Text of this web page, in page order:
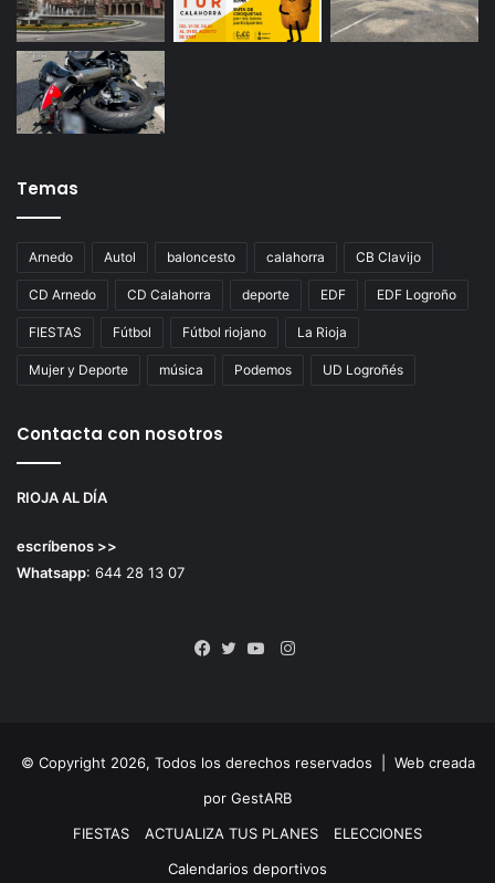
Temas
Arnedo Autol baloncesto calahorra CB Clavijo
CD Arnedo CD Calahorra deporte EDF EDF Logroño
FIESTAS Fútbol Fútbol riojano La Rioja
Mujer y Deporte música Podemos UD Logroñés
Contacta con nosotros
RIOJA AL DÍA
escríbenos >>
Whatsapp: 644 28 13 07
Instagram
© Copyright 2026, Todos los derechos reservados | Web creada
por GestARB
FIESTAS
ACTUALIZA TUS PLANES
ELECCIONES
Calendarios deportivos